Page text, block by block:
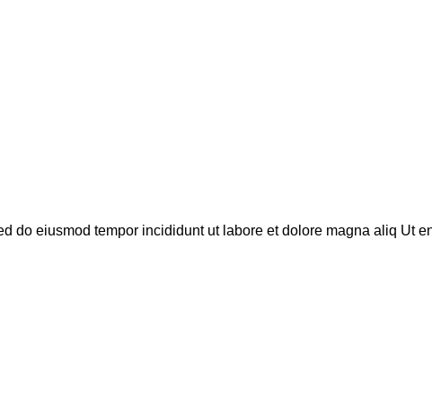
do eiusmod tempor incididunt ut labore et dolore magna aliq Ut